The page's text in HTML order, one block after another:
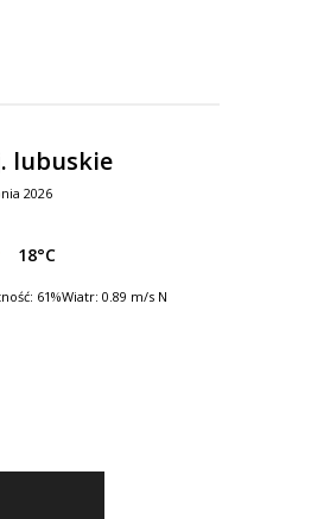
lubuskie
2026
18°C
61%Wiatr: 0.89 m/s N